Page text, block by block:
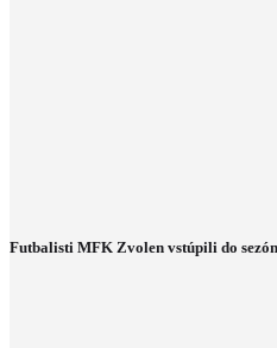
Futbalisti MFK Zvolen vstúpili do